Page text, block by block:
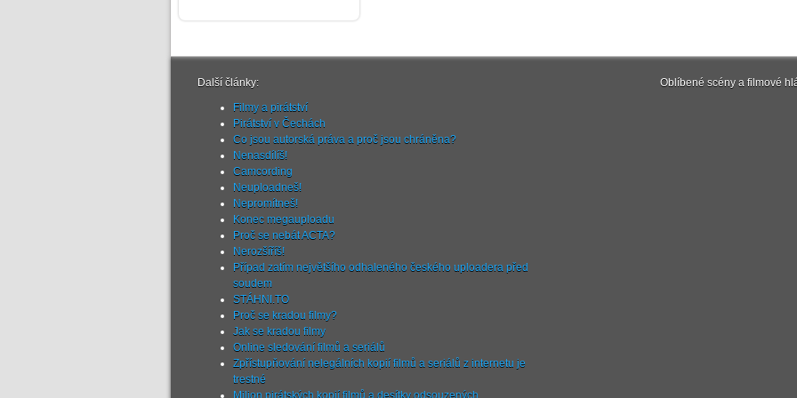
Další články:
Filmy a pirátství
Pirátství v Čechách
Co jsou autorská práva a proč jsou chráněna?
Nenasdílíš!
Camcording
Neuploadneš!
Nepromítneš!
Konec megauploadu
Proč se nebát ACTA?
Nerozšíříš!
Případ zatím největšího odhaleného českého uploadera před
soudem
STÁHNI.TO
Proč se kradou filmy?
Jak se kradou filmy
Online sledování filmů a seriálů
Zpřístupňování nelegálních kopií filmů a seriálů z internetu je
trestné
Milion pirátských kopií filmů a desítky odsouzených
Oblíbené scény a filmové